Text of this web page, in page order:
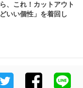
、これ！カットアウト
いい個性」を着回し